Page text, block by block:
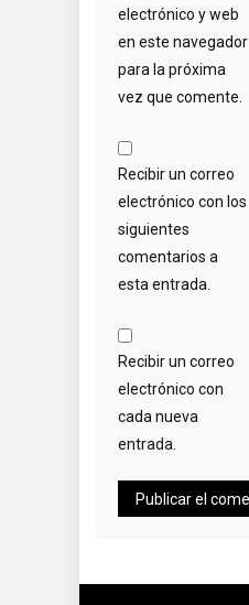
electrónico y web
en este navegador
para la próxima
vez que comente.
Recibir un correo
electrónico con los
siguientes
comentarios a
esta entrada.
Recibir un correo
electrónico con
cada nueva
entrada.